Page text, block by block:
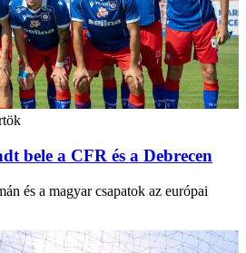
bele a CFR és a Debrecen
és a magyar csapatok az európai